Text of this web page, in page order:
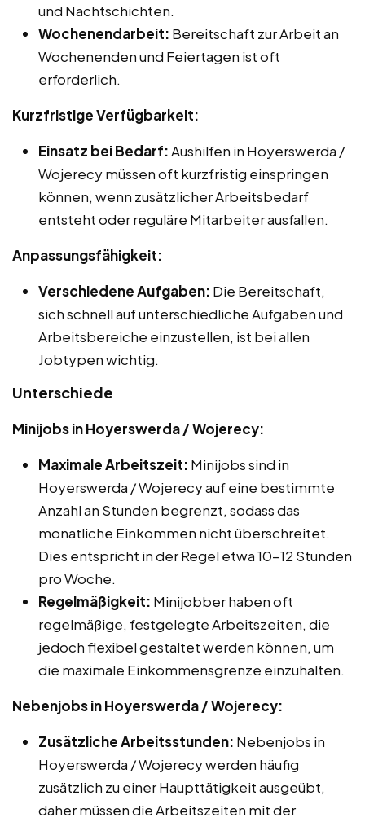
und Nachtschichten.
Wochenendarbeit: Bereitschaft zur Arbeit an
Wochenenden und Feiertagen ist oft
erforderlich.
Kurzfristige Verfügbarkeit:
Einsatz bei Bedarf:Aushilfen in Hoyerswerda /
Wojerecy müssen oft kurzfristig einspringen
können, wenn zusätzlicher Arbeitsbedarf
entsteht oder reguläre Mitarbeiter ausfallen.
Anpassungsfähigkeit:
Verschiedene Aufgaben: Die Bereitschaft,
sich schnell auf unterschiedliche Aufgaben und
Arbeitsbereiche einzustellen, ist bei allen
Jobtypen wichtig.
Unterschiede
Minijobs in Hoyerswerda / Wojerecy:
Maximale Arbeitszeit: Minijobs sind in
Hoyerswerda / Wojerecy auf eine bestimmte
Anzahl an Stunden begrenzt, sodass das
monatliche Einkommen nicht überschreitet.
Dies entspricht in der Regel etwa 10-12 Stunden
pro Woche.
Regelmäßigkeit: Minijobber haben oft
regelmäßige, festgelegte Arbeitszeiten, die
jedoch flexibel gestaltet werden können, um
die maximale Einkommensgrenze einzuhalten.
Nebenjobs in Hoyerswerda / Wojerecy:
Zusätzliche Arbeitsstunden: Nebenjobs in
Hoyerswerda / Wojerecy werden häufig
zusätzlich zu einer Haupttätigkeit ausgeübt,
daher müssen die Arbeitszeiten mit der